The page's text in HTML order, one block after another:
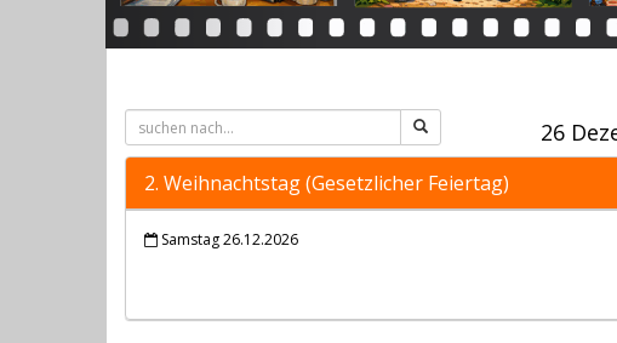
26
2. Weihnachtstag (Gesetzlicher Feiertag)
Samstag 26.12.2026